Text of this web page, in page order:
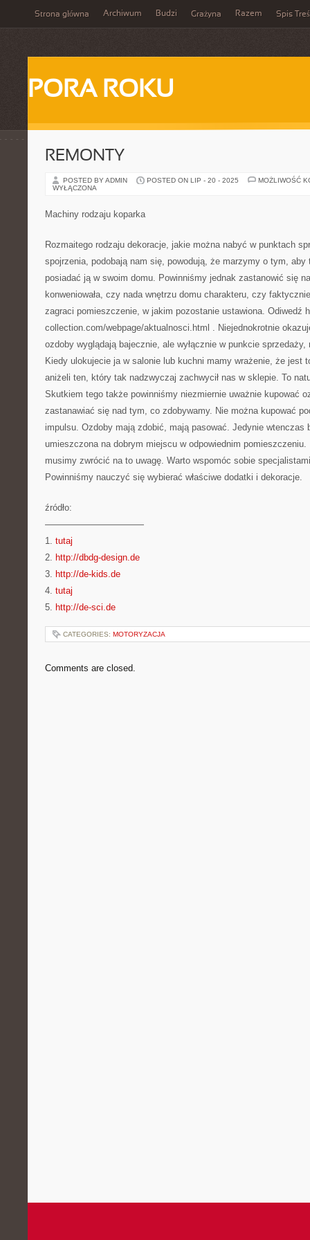
Strona główna Archiwum Budzi Grażyna Razem Spis
PORA ROKU
REMONTY
POSTED BY ADMIN POSTED ON LIP - 20 - 2025
MOŻLIWOŚĆ
WYŁĄCZONA
Machiny rodzaju koparka
Rozmaitego rodzaju dekoracje, jakie można nabyć w punktach
spojrzenia, podobają nam się, powodują, że marzymy o tym,
posiadać ją w swoim domu. Powinniśmy jednak zastanowić się
konweniowała, czy nada wnętrzu domu charakteru, czy
zagraci pomieszczenie, w jakim pozostanie ustawiona. Odiwedź
collection.com/webpage/aktualnosci.html . Niejednokrotnie
ozdoby wyglądają bajecznie, ale wyłącznie w punkcie
Kiedy ulokujecie ja w salonie lub kuchni mamy wrażenie, że jest
aniżeli ten, który tak nadzwyczaj zachwycił nas w sklepie. To
Skutkiem tego także powinniśmy niezmiernie uważnie kupować
zastanawiać się nad tym, co zdobywamy. Nie można kupować
impulsu. Ozdoby mają zdobić, mają pasować. Jedynie wtenczas
umieszczona na dobrym miejscu w odpowiednim
musimy zwrócić na to uwagę. Warto wspomóc sobie
Powinniśmy nauczyć się wybierać właściwe dodatki i dekoracje.
źródło:
———————————
1. tutaj
2. http://dbdg-design.de
3. http://de-kids.de
4. tutaj
5. http://de-sci.de
CATEGORIES: MOTORYZACJA
Comments are closed.